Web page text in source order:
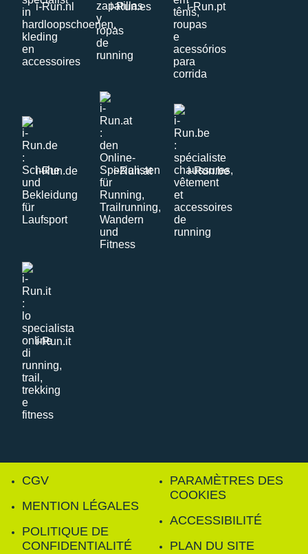
i-Run.nl i-Run.es i-Run.pt
i-Run.de i-Run.at i-Run.be
i-Run.it
CGV
MENTION LÉGALES
POLITIQUE DE
CONFIDENTIALITÉ
PARAMÈTRES DES
COOKIES
ACCESSIBILITÉ
PLAN DU SITE